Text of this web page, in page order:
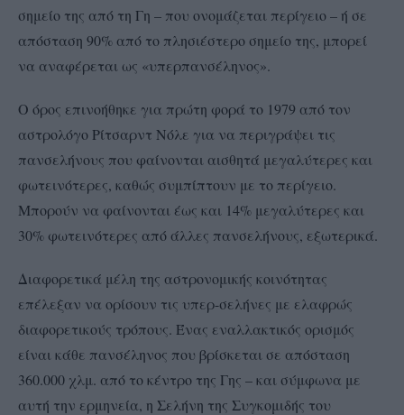
σημείο της από τη Γη – που ονομάζεται περίγειο – ή σε
απόσταση 90% από το πλησιέστερο σημείο της, μπορεί
να αναφέρεται ως «υπερπανσέληνος».
Ο όρος επινοήθηκε για πρώτη φορά το 1979 από τον
αστρολόγο Ρίτσαρντ Νόλε για να περιγράψει τις
πανσελήνους που φαίνονται αισθητά μεγαλύτερες και
φωτεινότερες, καθώς συμπίπτουν με το περίγειο.
Μπορούν να φαίνονται έως και 14% μεγαλύτερες και
30% φωτεινότερες από άλλες πανσελήνους, εξωτερικά.
Διαφορετικά μέλη της αστρονομικής κοινότητας
επέλεξαν να ορίσουν τις υπερ-σελήνες με ελαφρώς
διαφορετικούς τρόπους. Ένας εναλλακτικός ορισμός
είναι κάθε πανσέληνος που βρίσκεται σε απόσταση
360.000 χλμ. από το κέντρο της Γης – και σύμφωνα με
αυτή την ερμηνεία, η Σελήνη της Συγκομιδής του